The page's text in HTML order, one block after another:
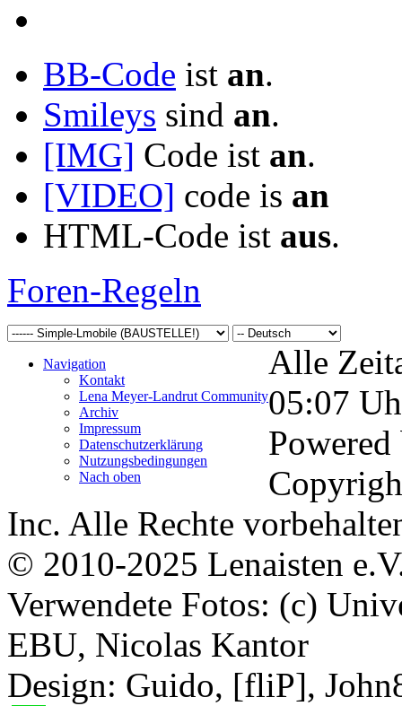
BB-Code ist an.
Smileys sind an.
[IMG] Code ist an.
[VIDEO] code is an
HTML-Code ist aus.
Foren-Regeln
Navigation
Kontakt
Lena Meyer-Landrut Community
Archiv
Impressum
Datenschutzerklärung
Nutzungsbedingungen
Nach oben
Alle
05:07
Inc. Alle Rechte
© 2010-2025 Lenaisten
Verwendete Fotos: (c)
EBU, Nicolas Kantor
Design: Guido, [fliP],